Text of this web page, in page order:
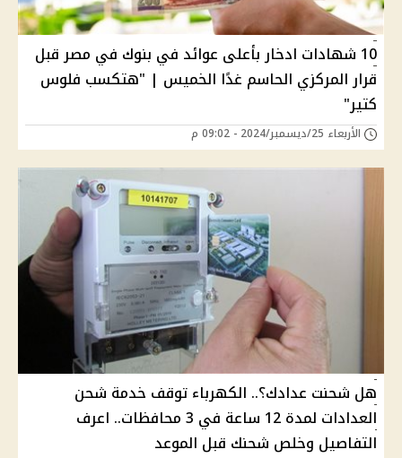
10 شهادات ادخار بأعلى عوائد في بنوك في مصر قبل
قرار المركزي الحاسم غدًا الخميس | "هتكسب فلوس
كتير"
الأربعاء 25/ديسمبر/2024 - 09:02 م
هل شحنت عدادك؟.. الكهرباء توقف خدمة شحن
العدادات لمدة 12 ساعة في 3 محافظات.. اعرف
التفاصيل وخلص شحنك قبل الموعد